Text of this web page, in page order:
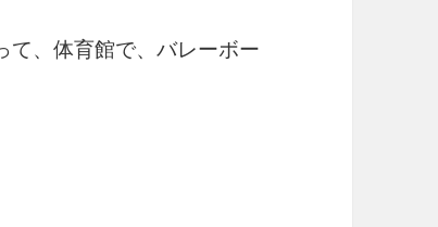
て、体育館で、バレーボー